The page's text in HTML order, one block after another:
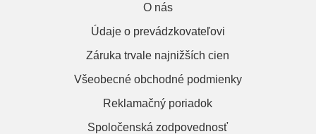
O nás
Údaje o prevádzkovateľovi
Záruka trvale najnižších cien
Všeobecné obchodné podmienky
Reklamačný poriadok
Spoločenská zodpovednosť